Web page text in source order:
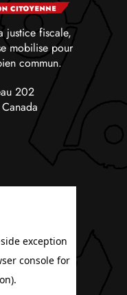
fiscale,
mobilise pour
commun.
202